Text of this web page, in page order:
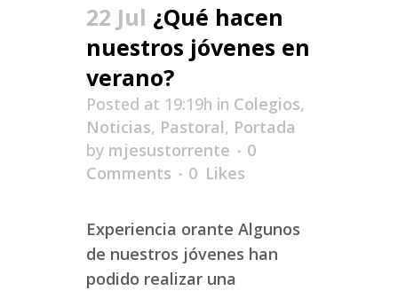
22 Jul ¿Qué hacen
nuestros jóvenes en
verano?
Posted at 19:19h in Colegios,
Noticias, Pastoral, Portada
by mjesustorrente
0
Comments
0 Likes
Experiencia orante Algunos
de nuestros jóvenes han
podido realizar una